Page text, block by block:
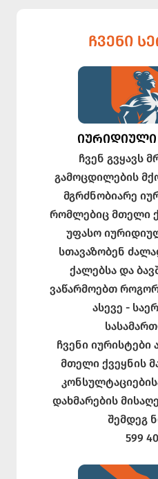
ᲩᲕᲔᲜᲘ
ᲘᲣᲠᲘᲓᲘᲣᲚᲘ
ჩვენ გვყავს
გამოცდილების
მგრძნობიარე
რომლებიც მთელი
უფასო
სთავაზობენ
ქალებსა და
ვაწარმოებთ
ასევე -
ჩვენი იურისტები
მთელი ქვეყნის
დახმარების
შემდეგ
599